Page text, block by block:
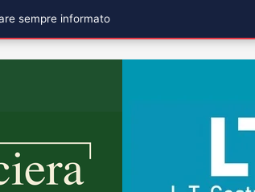
sempre informato